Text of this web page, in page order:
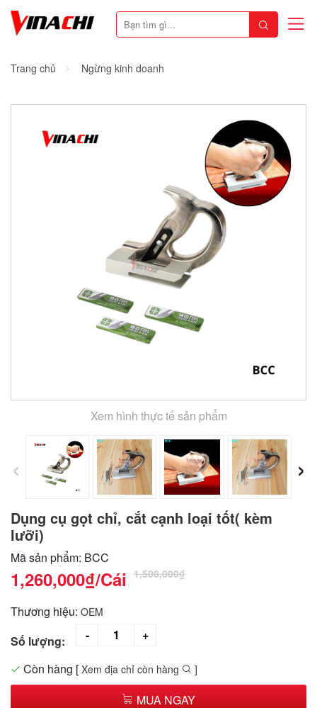
Trang chủ Ngừng kinh doanh
Xem hình thực tế sản phẩm
‹ ›
Dụng cụ gọt chỉ, cắt cạnh loại tốt( kèm
lưỡi)
Mã sản phẩm: BCC
1,260,000₫/Cái 1,500,000₫
Thương hiệu: OEM
Số lượng:
Còn hàng [ Xem địa chỉ còn hàng ]
MUA NGAY